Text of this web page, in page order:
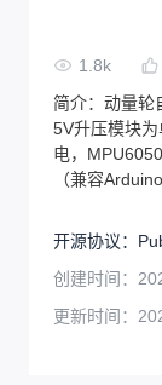
1.8k
简介： 动量轮
5V升压模块
电，
（兼容
开源协议：
创建时间：
更新时间：